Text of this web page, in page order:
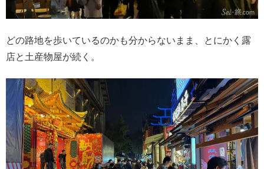
どの路地を歩いているのかも分からないまま、とにかく露
店と土産物屋が続く。